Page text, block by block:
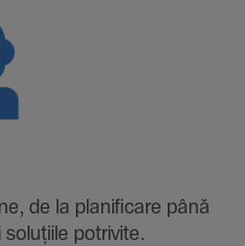
de la plani­fi­care până
potri­vite.